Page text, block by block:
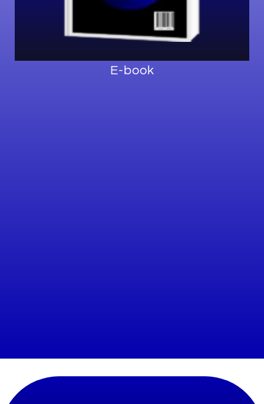
E-book
ChatGPT: O que ninguém te